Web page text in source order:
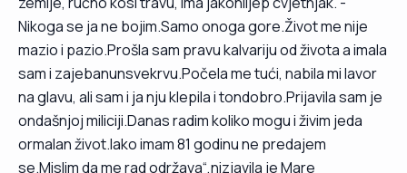
Nikoga se ja ne bojim.Samo onoga gore.Život me nije
mazio i pazio.Prošla sam pravu kalvariju od života a imala
sam i zajebanunsvekrvu.Počela me tući, nabila mi lavor
na glavu, ali sam i ja nju klepila i tondobro.Prijavila sam je
ondašnjoj miliciji.Danas radim koliko mogu i živim jeda
ormalan život.Iako imam 81 godinu ne predajem
se.Mislim da me rad održava“,nizjavila je Mare